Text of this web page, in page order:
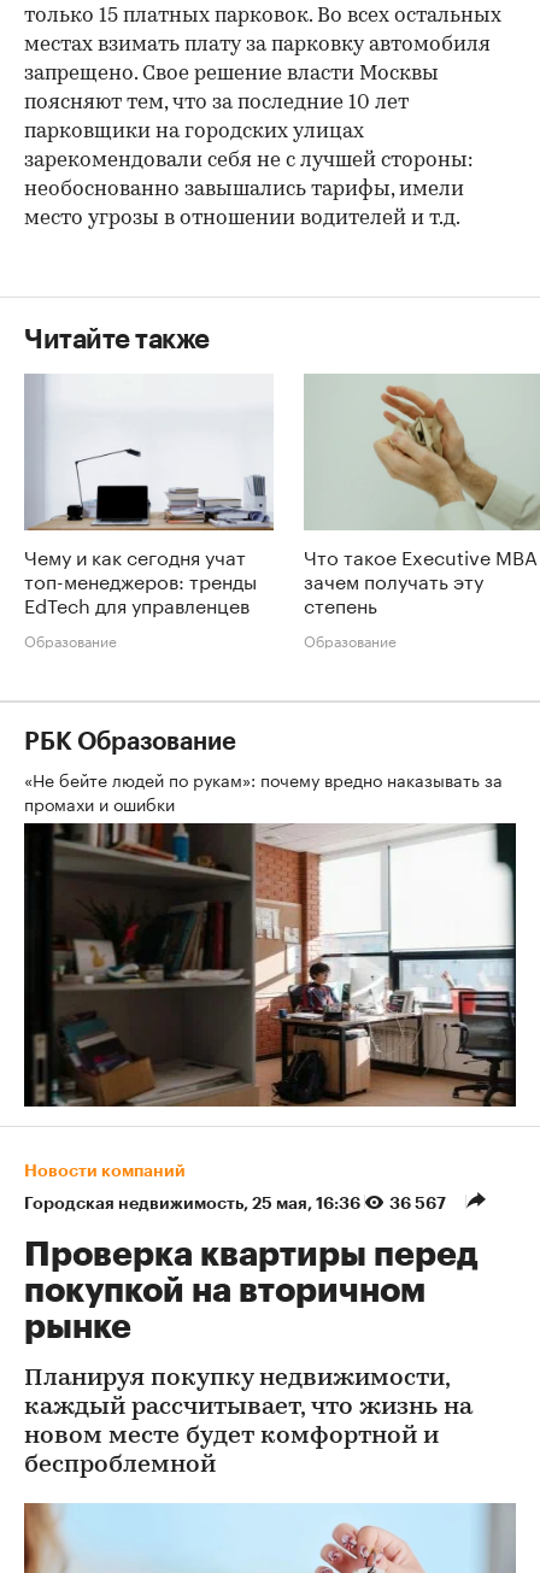
только 15 платных парковок. Во всех остальных
местах взимать плату за парковку автомобиля
запрещено. Свое решение власти Москвы
поясняют тем, что за последние 10 лет
парковщики на городских улицах
зарекомендовали себя не с лучшей стороны:
необоснованно завышались тарифы, имели
место угрозы в отношении водителей и т.д.
Читайте также
Чему и как сегодня учат
топ-менеджеров: тренды
EdTech для управленцев
Образование
Что такое Executive
зачем получать эту
степень
Образование
РБК Образование
«Не бейте людей по рукам»: почему вредно наказывать за
промахи и ошибки
Новости компаний
Городская недвижимость⁠, 25 мая, 16:36 36 567
Проверка квартиры перед
покупкой на вторичном
рынке
Планируя покупку недвижимости,
каждый рассчитывает, что жизнь на
новом месте будет комфортной и
беспроблемной